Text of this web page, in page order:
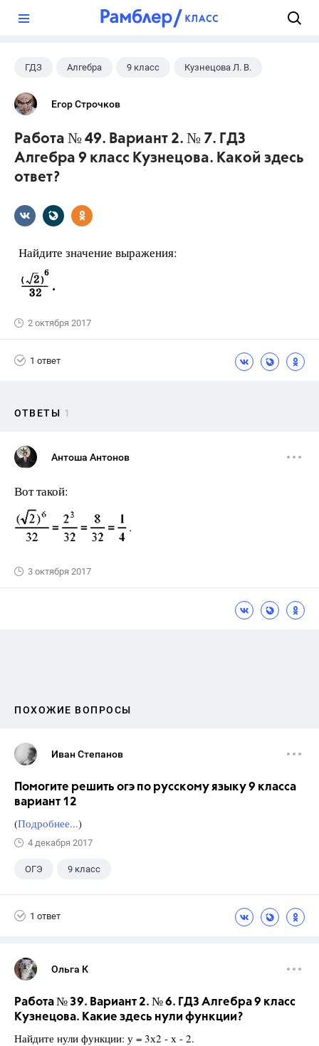
ГДЗ Алгебра 9 класс Кузнецова Л. В.
Егор Строчков
Работа № 49. Вариант 2. № 7. ГДЗ
Алгебра 9 класс Кузнецова. Какой здесь
ответ?
Найдите значение выражения:
2 октября 2017
1 ответ
ОТВЕТЫ 1
Антоша Антонов
Вот такой:
3 октября 2017
ПОХОЖИЕ ВОПРОСЫ
Иван Степанов
Помогите решить огэ по русскому языку 9 класса
вариант 12
(Подробнее...)
4 декабря 2017
ОГЭ 9 класс
1 ответ
Ольга К
Работа № 39. Вариант 2. № 6. ГДЗ Алгебра 9 класс
Кузнецова. Какие здесь нули функции?
Найдите нули функции: у = 3х2 - х - 2.